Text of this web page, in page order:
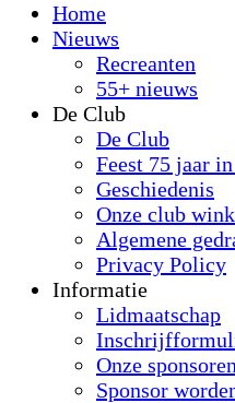
Home
Nieuws
Recreanten
55+ nieuws
De Club
De Club
Feest 75 jaar
Geschiedenis
Onze club
Algemene
Privacy Policy
Informatie
Lidmaatschap
Onze sponsoren
Sponsor